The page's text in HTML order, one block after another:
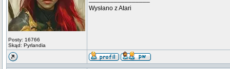
Posty: 16766
Skąd: Pyrlandia
Wysłano z Atari